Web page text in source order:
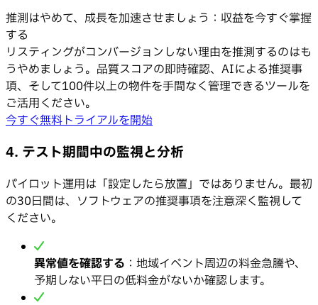
推測はやめて、成長を加速させましょう：収益を今すぐ掌握
する
リスティングがコンバージョンしない理由を推測するのはも
うやめましょう。品質スコアの即時確認、AIによる推奨事
項、そして100件以上の物件を手間なく管理できるツールを
ご活用ください。
今すぐ無料トライアルを開始
4. テスト期間中の監視と分析
パイロット運用は「設定したら放置」ではありません。最初
の30日間は、ソフトウェアの推奨事項を注意深く監視して
ください。
異常値を確認する ：地域イベント周辺の料金急騰や、
予期しない平日の低料金がないか確認します。